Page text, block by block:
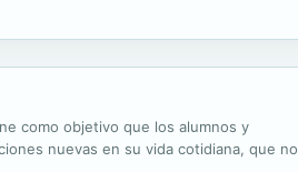
como objetivo que los alumnos y
nuevas en su vida cotidiana, que no